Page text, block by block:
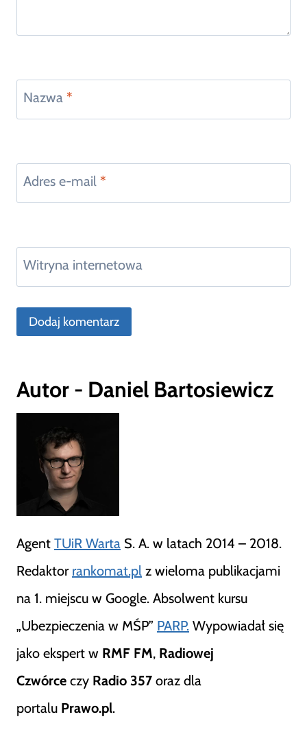
Nazwa *
Adres e-mail *
Witryna internetowa
Autor - Daniel Bartosiewicz
Agent TUiR Warta S. A. w latach 2014 – 2018.
Redaktor rankomat.pl z wieloma publikacjami
na 1. miejscu w Google. Absolwent kursu
„Ubezpieczenia w MŚP” PARP. Wypowiadał się
jako ekspert w RMF FM, Radiowej
Czwórce czy Radio 357 oraz dla
portalu Prawo.pl.